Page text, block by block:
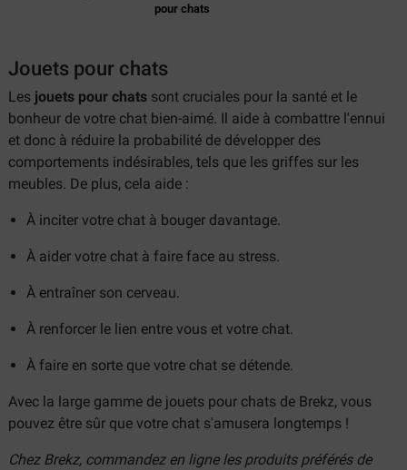
pour chats
Jouets pour chats
Les jouets pour chats sont cruciales pour la santé et le
bonheur de votre chat bien-aimé. Il aide à combattre l'ennui
et donc à réduire la probabilité de développer des
comportements indésirables, tels que les griffes sur les
meubles. De plus, cela aide :
À inciter votre chat à bouger davantage.
À aider votre chat à faire face au stress.
À entraîner son cerveau.
À renforcer le lien entre vous et votre chat.
À faire en sorte que votre chat se détende.
Avec la large gamme de jouets pour chats de Brekz, vous
pouvez être sûr que votre chat s'amusera longtemps !
Chez Brekz, commandez en ligne les produits préférés de